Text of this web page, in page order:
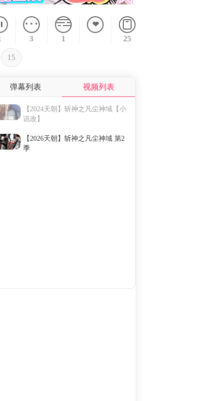
3 1 25
15
弹幕 屏蔽
幕内容 发送时间
弹幕列表 视频列表
【2024天朝】斩神之凡尘神域【小
说改】
【2026天朝】斩神之凡尘神域 第2
季